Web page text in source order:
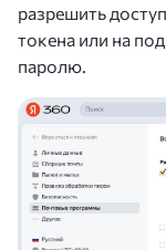
разрешить
токена или на
паролю.